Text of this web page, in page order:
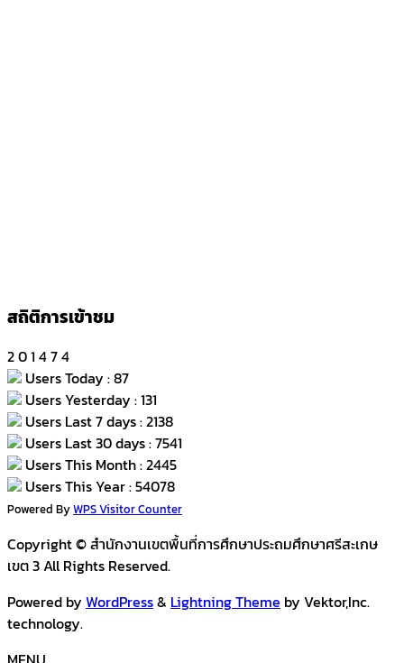
สถิติการเข้าชม
201 474
Users Today : 87
Users Yesterday : 131
Users Last 7 days : 2138
Users Last 30 days : 7541
Users This Month : 2445
Users This Year : 54078
Powered ByWPS Visitor Counter
Copyright © สำนักงานเขตพื้นที่การศึกษาประถมศึกษาศรีสะเกษ
เขต 3 All Rights Reserved.
Powered by WordPress& Lightning Theme by Vektor,Inc.
technology.